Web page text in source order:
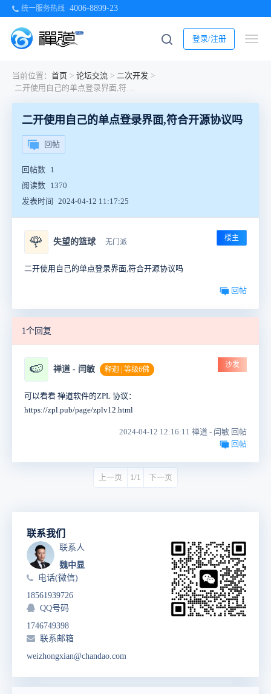
统一服务热线 4006-8899-23
登录/注册
当前位置： 首页 > 论坛交流 > 二次开发 >
二开使用自己的单点登录界面,符合开源协议吗
二开使用自己的单点登录界面,符合开源协议吗
回帖
回帖数 1
阅读数 1370
发表时间
2024-04-12 11:17:25
🌹 失望的篮球 无门派 楼主
二开使用自己的单点登录界面,符合开源协议吗
回帖
1个回复
🍉 禅道 - 闫敏 释迦 | 等级6佛
沙发
可以看看 禅道软件的ZPL 协议：
https://zpl.pub/page/zplv12.html
2024-04-12 12:16:11 禅道 - 闫敏 回帖
回帖
上一页 1/1 下一页
联系我们
联系人
魏中显
电话(微信)
18561939726
QQ号码
1746749398
联系邮箱
weizhongxian@chandao.com